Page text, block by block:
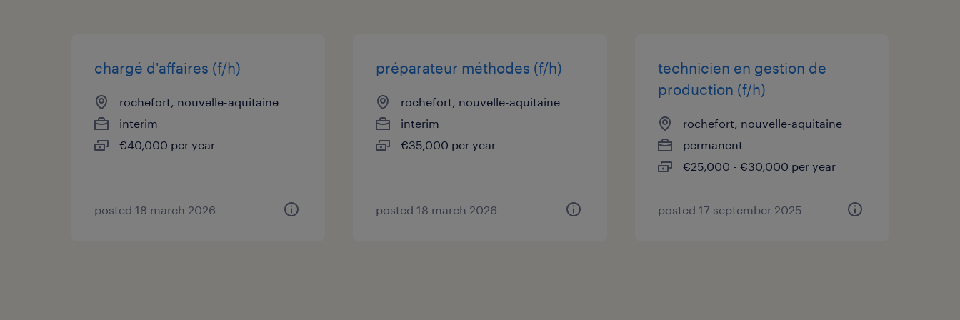
chargé d'affaires (f/h)
rochefort, nouvelle-aquitaine
interim
€40,000 per year
posted 18 march 2026
préparateur méthodes (f/h)
rochefort, nouvelle-aquitaine
interim
€35,000 per year
posted 18 march 2026
technicien en gestion de
production (f/h)
rochefort, nouvelle-aquitaine
permanent
€25,000 - €30,000 per year
posted 17 september 2025